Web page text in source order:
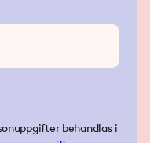
behandlas i